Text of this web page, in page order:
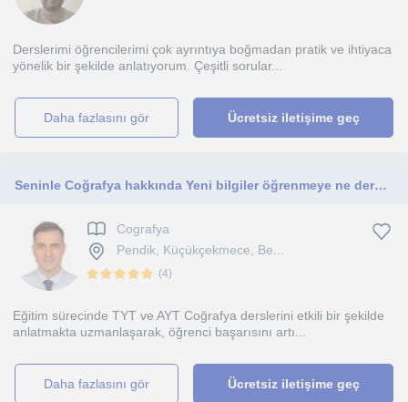
Derslerimi öğrencilerimi çok ayrıntıya boğmadan pratik ve ihtiyaca
yönelik bir şekilde anlatıyorum. Çeşitli sorular...
daha fazlasını gör Ücretsiz iletişime geç
Seninle Coğrafya hakkında Yeni bilgiler öğrenmeye ne dersin.
Cografya
Pendik, Küçükçekmece, Be...
(4)
Eğitim sürecinde TYT ve AYT Coğrafya derslerini etkili bir şekilde
anlatmakta uzmanlaşarak, öğrenci başarısını artı...
daha fazlasını gör Ücretsiz iletişime geç